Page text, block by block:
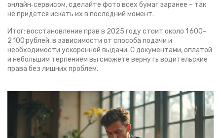
онлайн‑сервисом, сделайте фото всех бумаг заранее – так
не придётся искать их в последний момент.
Итог: восстановление прав в 2025 году стоит около 1 600–
2 100 рублей, в зависимости от способа подачи и
необходимости ускоренной выдачи. С документами, оплатой
и небольшим терпением вы сможете вернуть водительские
права без лишних проблем.